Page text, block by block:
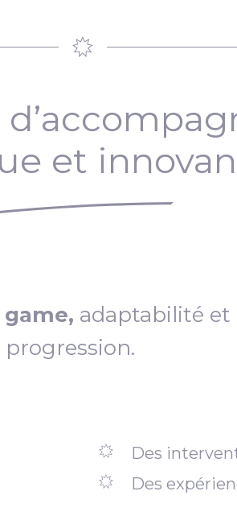
et
adaptabilité et
Des
Des